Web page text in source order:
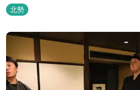
事を楽しめます。 席は店内にテーブル席
があり、お子様連れでも入りやすく居心地が
静かな雰囲気の中で、ゆっくり過ごすこ
北勢